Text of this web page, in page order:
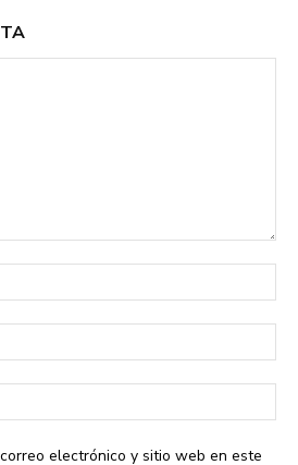
electrónico y sitio web en este